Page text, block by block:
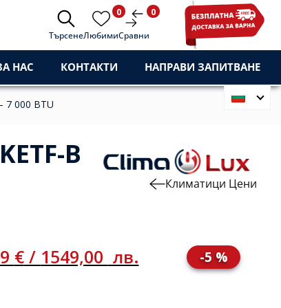
ТърсенеЛюбими
0
Сравни
0
НАС КОНТАКТИ НАПРАВИ ЗАПИТВАНЕ
7 000 BTU
B
Климатици Цени
€/ 1549,00 лв. -5 %